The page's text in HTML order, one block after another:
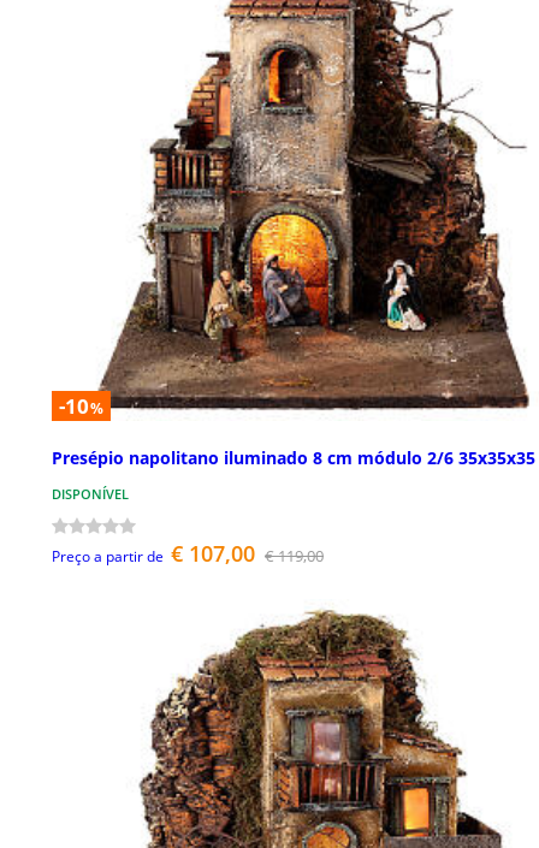
-10%
Presépio napolitano iluminado 8 cm módulo 2/6
DISPONÍVEL
Preço a partir de € 107,00 € 119,00